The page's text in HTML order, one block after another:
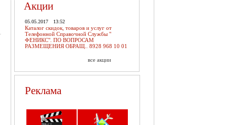
Акции
05.05.2017 13:52
Каталог скидок, товаров и услуг от
Телефонной Справочной Службы "
ФЕНИКС". ПО ВОПРОСАМ
РАЗМЕЩЕНИЯ ОБРАЩ.. 8928 968 10 01
все акции
Реклама